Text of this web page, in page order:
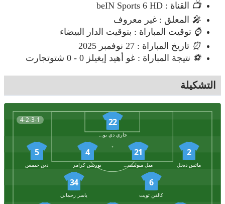
📺 القناة : beIN Sports 6 HD
🎤 المعلق : غير معروف
⌚ توقيت المباراة : بتوقيت الدار البيضاء
⏰ تاريخ المباراة : 27 نوفمبر 2025
⚽ نتيجة المباراة : غو أهيد إيغيلز 0 - 0 شتوتجارت
التشكيلة
4-2-3-1 22
جاري دي بوسر
2
ماتس ديجل
21
ميل ميولينستين
4
يوريس كرامر
5
دين جيمس
6
كالفن تويت
34
ياسر رحماني